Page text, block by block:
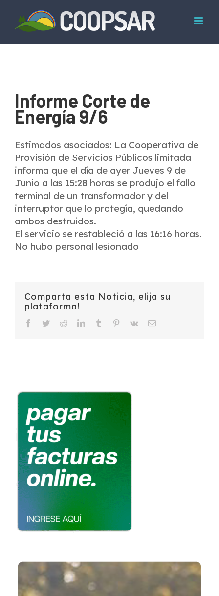
content
Informe Corte de
Energía 9/6
Estimados asociados: La Cooperativa de
Provisión de Servicios Públicos limitada
informa que el día de ayer Jueves 9 de
Junio a las 15:28 horas se produjo el fallo
terminal de un transformador y del
interruptor que lo protegía, quedando
ambos destruidos.
El servicio se restableció a las 16:16 horas.
No hubo personal lesionado
Comparta esta Noticia, elija su
plataforma!
Facebook
TwitterRedditLinkedInTumblr Pinterest
Vk Email